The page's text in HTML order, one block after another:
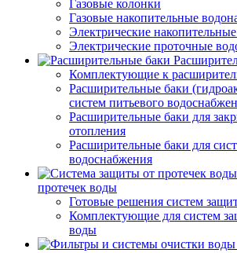
Газовые колонки
Газовые накопительные
Электрические
Электрические проточные
Комплектующие к
Расширительные баки
систем питьевого
Расширительные баки для
отопления
Расширительные баки для
водоснабжения
протечек воды
Готовые решения систем
Комплектующие для систем
воды